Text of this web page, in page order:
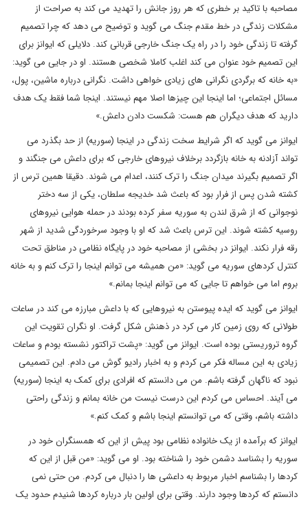
مصاحبه با تاکید بر خطری که هر روز جانش را تهدید می کند به صراحت از
مشکلات زندگی در خط مقدم جنگ می گوید و توضیح می دهد که چرا تصمیم
گرفته تا زندگی خود را در راه یک جنگ خارجی قربانی کند. دلایلی که ایوانز برای
این تصمیم خود عنوان می کند اغلب کاملا شخصی هستند. او در جایی می گوید:
«به خانه که برگردی نگرانی های زیادی خواهی داشت. نگرانی درباره ماشین، پول،
مسائل اجتماعی؛ اما اینجا این چیزها اصلا مهم نیستند. اینجا شما فقط یک هدف
دارید که هدف دیگران هم هست: شکست دادن داعش.»
ایوانز می گوید که اگر شرایط سخت زندگی در اینجا (سوریه) از حد بگذرد می
تواند آزادنه به خانه بازگردد برخلاف نیروهای خارجی که برای داعش می جنگند و
اگر تصمیم بگیرند میدان جنگ را ترک کنند، اعدام می شوند. دقیقا همین ترس از
کشته شدن پس از فرار بود که باعث شد خدیجه سلطان، یکی از سه دختر
نوجوانی که از شرق لندن به سوریه سفر کرده بودند در حمله هوایی نیروهای
روسیه کشته شوند. این ترس باعث شد که او با وجود سرخوردگی شدید از شهر
رقه فرار نکند. ایوانز در بخشی از مصاحبه خود در پایگاه نظامی در مناطق تحت
کنترل کردهای سوریه می گوید: «من همیشه می توانم اینجا را ترک کنم و به خانه
بروم اما می خواهم تا جایی که می توانم اینجا بمانم.»
ایوانز می گوید که ایده پیوستن به نیروهایی که با داعش مبارزه می کند در ساعات
طولانی که روی زمین کار می کرد در ذهنش شکل گرفت. او نگران تقویت این
گروه تروریستی بوده است. ایوانز می گوید: «پشت تراکتور نشسته بودم و ساعات
زیادی به این مساله فکر می کردم و به اخبار رادیو گوش می دادم. این تصمیمی
نبود که ناگهان گرفته باشم. من می دانستم که افرادی برای کمک به اینجا (سوریه)
می آیند. احساس می کردم این درست نیست من خانه بمانم و زندگی راحتی
داشته باشم، وقتی که می توانستم اینجا باشم و کمک کنم.»
ایوانز که برآمده از یک خانواده نظامی بود پیش از این که همسنگران خود در
سوریه را بشناسد دشمن خود را شناخته بود. او می گوید: «من قبل از این که
کردها را بشناسم اخبار مربوط به داعشی ها را دنبال می کردم. من حتی نمی
دانستم که کردها وجود دارند. وقتی برای اولین بار درباره کردها شنیدم حدود یک